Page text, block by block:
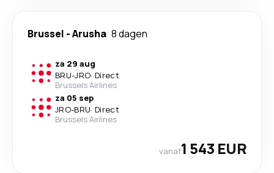
Brussel -Arusha 8 dagen
za 29 aug
BRU-JRO· Direct
Brussels Airlines
za 05 sep
JRO-BRU· Direct
Brussels Airlines
vanaf1 543 EUR